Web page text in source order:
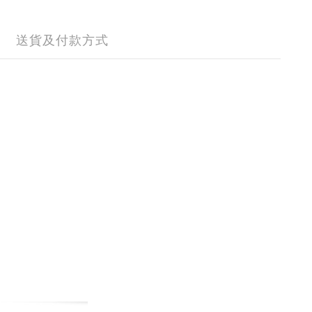
送貨及付款方式